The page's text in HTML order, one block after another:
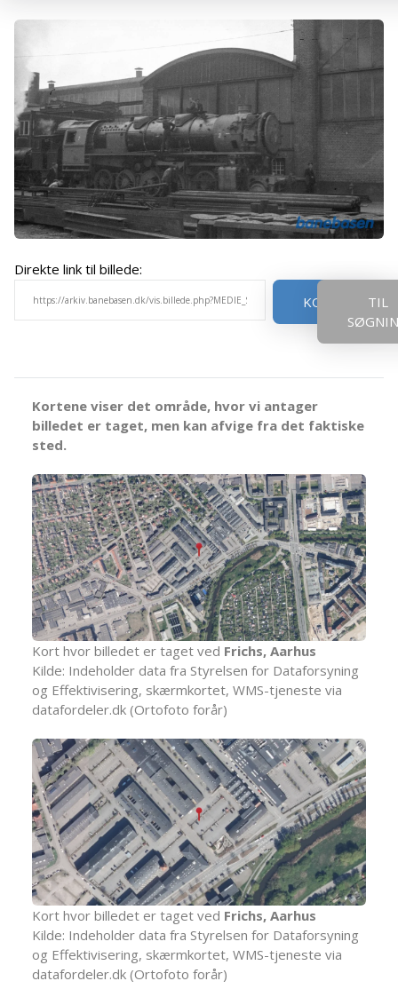
Direkte link til billede:
KOPIER
TIL
Kortene viser det område, hvor vi antager
billedet er taget, men kan afvige fra det faktiske
sted.
Kort hvor billedet er taget ved Frichs, Aarhus
Kilde: Indeholder data fra Styrelsen for Dataforsyning
og Effektivisering, skærmkortet, WMS-tjeneste via
datafordeler.dk (Ortofoto forår)
Kort hvor billedet er taget ved Frichs, Aarhus
Kilde: Indeholder data fra Styrelsen for Dataforsyning
og Effektivisering, skærmkortet, WMS-tjeneste via
datafordeler.dk (Ortofoto forår)